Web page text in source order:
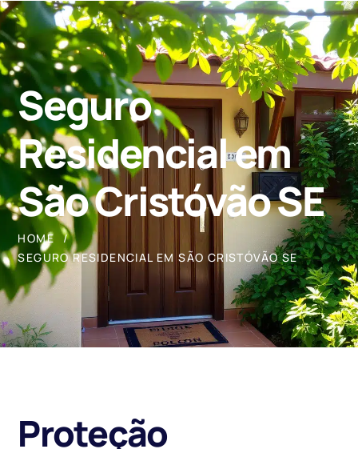
Seguro
Residencial em
São Cristóvão SE
HOME
SEGURO RESIDENCIAL EM SÃO CRISTÓVÃO SE
Proteção